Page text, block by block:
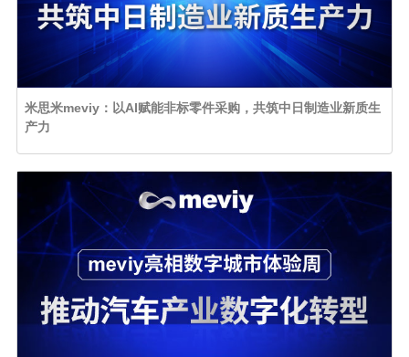
米思米meviy：以AI赋能非标零件采购，共筑中日制造业新质生
产力